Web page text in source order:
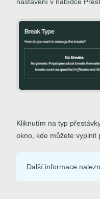
Kliknutím na typ
okno, kde můžete vyplnit
Další informace